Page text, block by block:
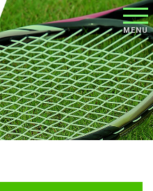
メニ
ュー
MENU